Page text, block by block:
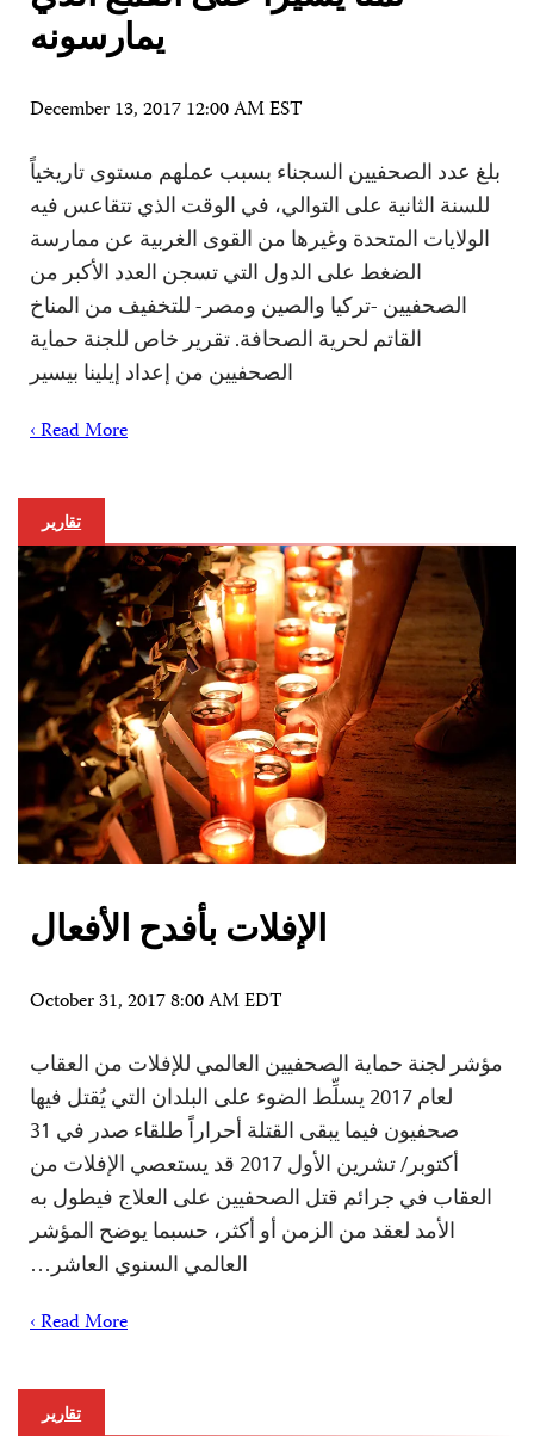
یمارسونه
December 13, 2017 12:00 AM EST
بلغ عدد الصحفيين السجناء بسبب عملهم مستوى تاريخياً
للسنة الثانية على التوالي، في الوقت الذي تتقاعس فيه
الولايات المتحدة وغيرها من القوى الغربية عن ممارسة
الضغط على الدول التي تسجن العدد الأكبر من
الصحفيين -تركيا والصين ومصر- للتخفيف من المناخ
القاتم لحرية الصحافة. تقرير خاص للجنة حماية
الصحفيين من إعداد إيلينا بيسير
Read More ›
تقارير
الإفلات بأفدح الأفعال
October 31, 2017 8:00 AM EDT
مؤشر لجنة حماية الصحفيين العالمي للإفلات من العقاب
لعام 2017 يسلِّط الضوء على البلدان التي يُقتل فيها
صحفيون فيما يبقى القتلة أحراراً طلقاء صدر في 31
أكتوبر/ تشرين الأول 2017 قد يستعصي الإفلات من
العقاب في جرائم قتل الصحفيين على العلاج فيطول به
الأمد لعقد من الزمن أو أكثر، حسبما يوضح المؤشر
العالمي السنوي العاشر…
Read More ›
تقارير